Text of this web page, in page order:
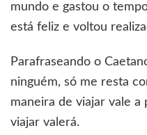
mundo e gastou o
está feliz e voltou
Parafraseando o
ninguém, só me resta
maneira de viajar vale a
viajar valerá.